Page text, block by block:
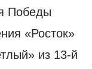
Победы
«Росток»
из 13-й